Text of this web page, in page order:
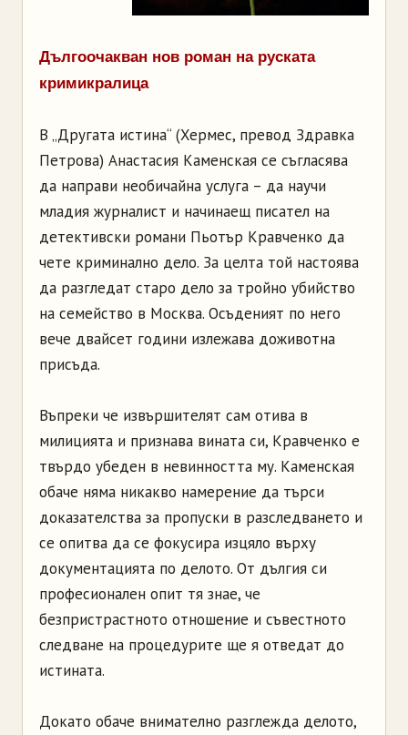
Дългоочакван нов роман на руската
кримикралица
В „Другата истина“ (Хермес, превод Здравка
Петрова) Анастасия Каменская се съгласява
да направи необичайна услуга – да научи
младия журналист и начинаещ писател на
детективски романи Пьотър Кравченко да
чете криминално дело. За целта той настоява
да разгледат старо дело за тройно убийство
на семейство в Москва. Осъденият по него
вече двайсет години излежава доживотна
присъда.
Въпреки че извършителят сам отива в
милицията и признава вината си, Кравченко е
твърдо убеден в невинността му. Каменская
обаче няма никакво намерение да търси
доказателства за пропуски в разследването и
се опитва да се фокусира изцяло върху
документацията по делото. От дългия си
професионален опит тя знае, че
безпристрастното отношение и съвестното
следване на процедурите ще я отведат до
истината.
Докато обаче внимателно разглежда делото,